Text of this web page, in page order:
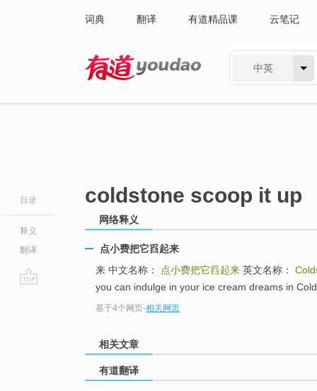
词典 翻译 有道精品课 云笔记
中英
目录
释义
翻译
coldstone scoop it up
网络释义
点小费把它舀起来
来 中文名称：
点小费把它舀起来 英文名称：
you can indulge in your ice cream dreams in
基于4个网页-相关网页
相关文章
有道翻译